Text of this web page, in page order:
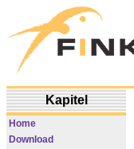
Kapitel
Home
Download